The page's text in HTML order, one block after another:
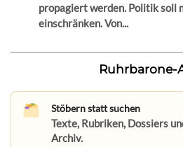
propagiert werden. Politik soll
einschränken. Von...
Ruhrbarone-
Stöbern statt suchen
Texte, Rubriken, Dossiers
Archiv.